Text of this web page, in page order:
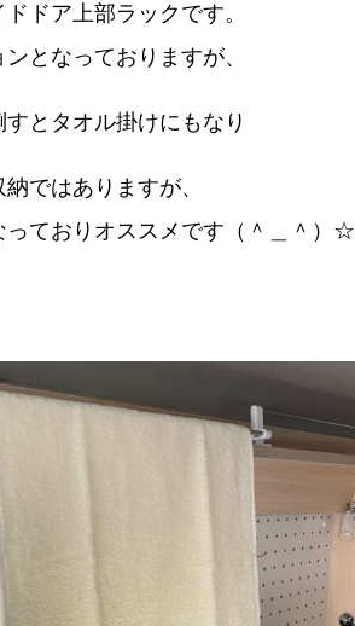
ドア上部ラックです。
となっておりますが、
とタオル掛けにもなり
ではありますが、
っておりオススメです（＾＿＾）☆